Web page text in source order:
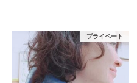
プライベート